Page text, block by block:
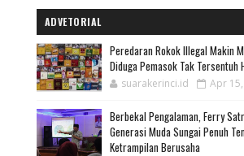
ADVETORIAL
Peredaran Rokok Illegal Makin
Diduga Pemasok Tak Tersentuh
suarakerinci.id Apr
Berbekal Pengalaman, Ferry
Generasi Muda Sungai Penuh
Ketrampilan Berusaha